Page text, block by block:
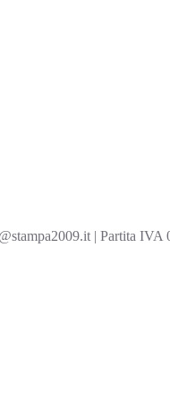
| Partita IVA